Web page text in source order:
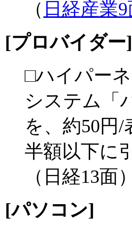
（ 日経産業
[プロバイダー]
□ハイパー
システム「
を、約50円
半額以下に
（日経13面）
[パソコン]